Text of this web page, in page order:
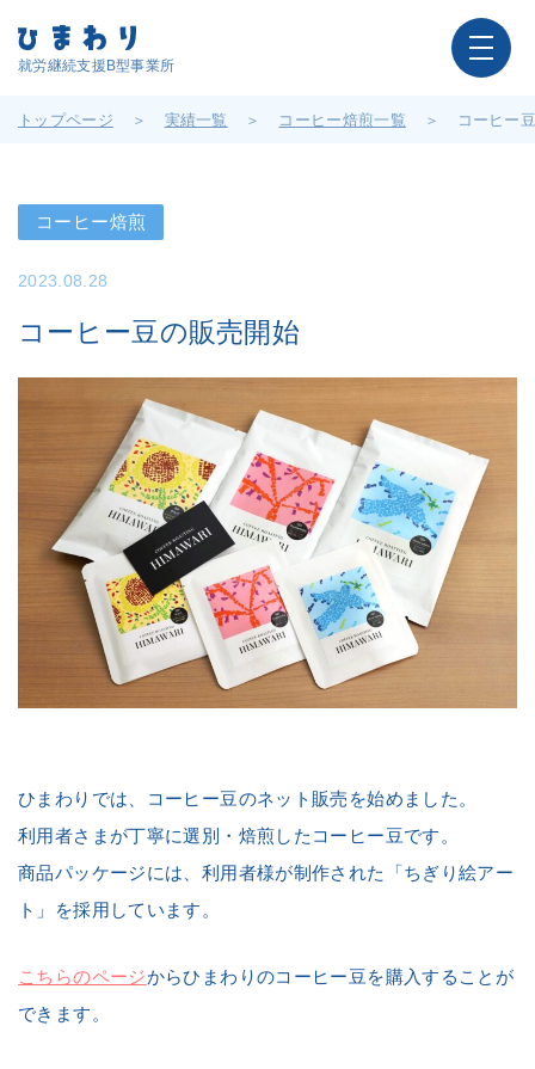
就労継続支援B型事業所
トップページ 実績一覧 コーヒー焙煎一覧 コーヒー
コーヒー焙煎
2023.08.28
コーヒー豆の販売開始
ひまわりでは、コーヒー豆のネット販売を始めました。
利用者さまが丁寧に選別・焙煎したコーヒー豆です。
商品パッケージには、利用者様が制作された「ちぎり絵アー
ト」を採用しています。
こちらのページからひまわりのコーヒー豆を購入することが
できます。